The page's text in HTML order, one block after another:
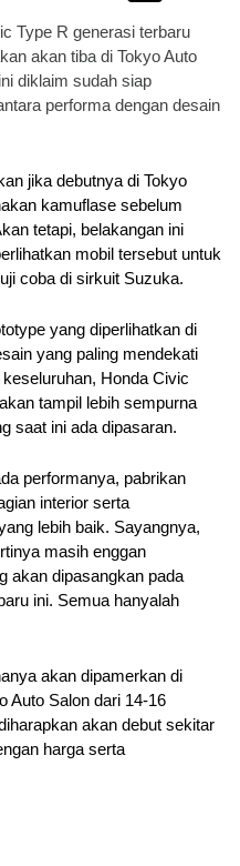
Type R generasi terbaru
akan tiba di Tokyo Auto
diklaim sudah siap
performa dengan desain
jika debutnya di Tokyo
kamuflase sebelum
tetapi, belakangan ini
mobil tersebut untuk
coba di sirkuit Suzuka.
yang diperlihatkan di
yang paling mendekati
Honda Civic
tampil lebih sempurna
saat ini ada dipasaran.
performanya, pabrikan
interior serta
lebih baik. Sayangnya,
masih enggan
akan dipasangkan pada
ini. Semua hanyalah
akan dipamerkan di
Auto Salon dari 14-16
akan debut sekitar
harga serta